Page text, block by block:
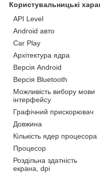
Користувальницькі
API Level
Android авто
Car Play
Архітектура ядра
Версія Android
Версія Bluetooth
Можливість вибору мови
інтерфейсу
Графічний прискорювач
Довжина
Кількість ядер процесора
Процесор
Роздільна здатність
екрана, dpi